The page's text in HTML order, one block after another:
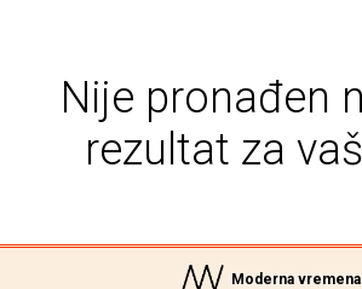
Nije pronađen
rezultat za
Moderna vremena